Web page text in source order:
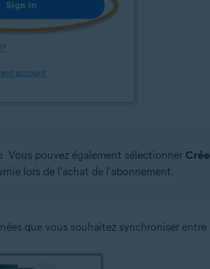
Vous pouvez également sélectionner
lors de l'achat de l'abonnement.
que vous souhaitez synchroniser